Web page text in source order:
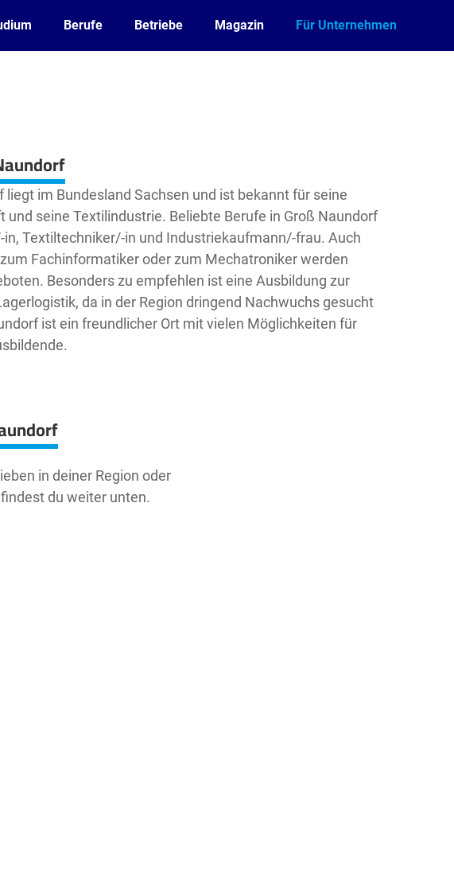
Berufe Betriebe Magazin Für Unternehmen
liegt im Bundesland Sachsen und ist bekannt für seine
und seine Textilindustrie. Beliebte Berufe in Groß Naundorf
Textiltechniker/-in und Industriekaufmann/-frau. Auch
Fachinformatiker oder zum Mechatroniker werden
Besonders zu empfehlen ist eine Ausbildung zur
da in der Region dringend Nachwuchs gesucht
ist ein freundlicher Ort mit vielen Möglichkeiten für
in deiner Region oder
du weiter unten.